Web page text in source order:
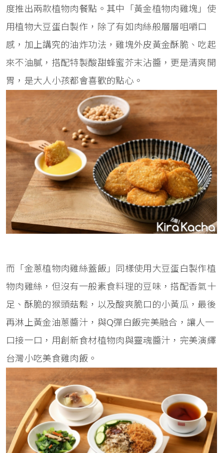
度推出兩款植物肉餐點。其中「黃金植物肉雞塊」使
用植物大豆蛋白製作，除了有如肉絲般層層咀嚼口
感，加上講究的油炸功法，雞塊外皮黃金酥脆、吃起
來不油膩，搭配特製酸甜蜂蜜芥末沾醬，更是清爽開
胃，是大人小孩都會喜歡的點心。
而「金蔥植物肉雞絲蓋飯」同樣使用大豆蛋白製作植
物肉雞絲，但沒有一般素食料理的豆味，搭配香氣十
足、酥脆的猴頭菇鬆，以及酸爽脆口的小黃瓜，最後
再淋上黃金油蔥醬汁，與Q彈白飯完美融合，讓人一
口接一口，用創新食材植物肉與靈魂醬汁，完美演繹
台灣小吃美食雞肉飯。